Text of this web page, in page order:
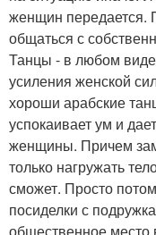
женщин передается.
общаться с
Танцы - в любом
усиления женской
хороши арабские
успокаивает ум и
женщины. Причем
только нагружать
сможет. Просто
посиделки с